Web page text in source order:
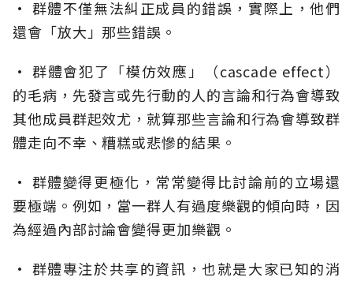
• 群體不僅無法糾正成員的錯誤，實際上，他們
還會「放大」那些錯誤。
• 群體會犯了「模仿效應」（cascade effect）
的毛病，先發言或先行動的人的言論和行為會導致
其他成員群起效尤，就算那些言論和行為會導致群
體走向不幸、糟糕或悲慘的結果。
• 群體變得更極化，常常變得比討論前的立場還
要極端。例如，當一群人有過度樂觀的傾向時，因
為經過內部討論會變得更加樂觀。
• 群體專注於共享的資訊，也就是大家已知的消